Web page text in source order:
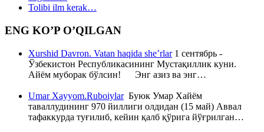
Tolibi ilm kerak…
ENG KO’P O’QILGAN
Xurshid Davron. Vatan haqida she’rlar1 сентябрь -
Ўзбекистон Республикасининг Мустақиллик куни.
Айём муборак бўлсин! Энг азиз ва энг…
Umar Xayyom.RuboiylarБуюк Умар Хайём
таваллудининг 970 йиллиги олдидан (15 май) Аввал
тафаккурда туғилиб, кейин қалб қўрига йўғрилган…